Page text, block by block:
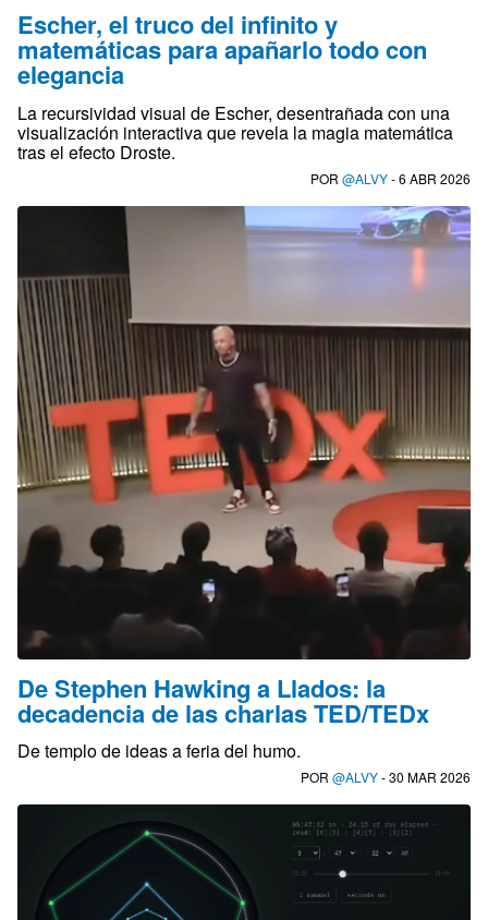
Escher, el truco del infinito y
matemáticas para apañarlo todo con
elegancia
La recursividad visual de Escher, desentrañada con una
visualización interactiva que revela la magia matemática
tras el efecto Droste.
POR @ALVY- 6 ABR 2026
De Stephen Hawking a Llados: la
decadencia de las charlas TED/TEDx
De templo de ideas a feria del humo.
POR @ALVY- 30 MAR 2026